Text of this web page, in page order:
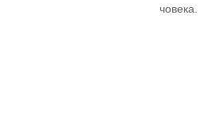
човека.